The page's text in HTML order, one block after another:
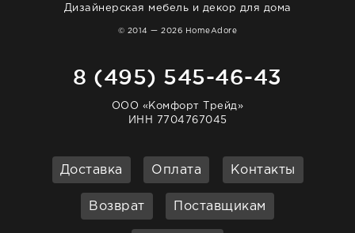
Дизайнерская мебель и декор для дома
© 2014 — 2026 HomeAdore
8 (495) 545-46-43
ООО «Комфорт Трейд»
ИНН 7704767045
Доставка Оплата Контакты
Возврат Поставщикам